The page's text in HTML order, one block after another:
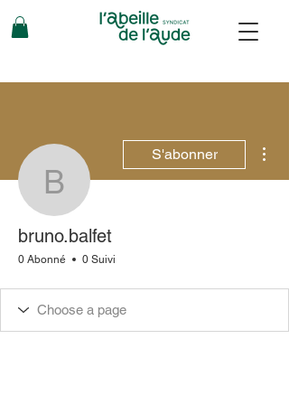
bruno.balfet
S'abonner
bruno.balfet
0 Abonné 0 Suivi